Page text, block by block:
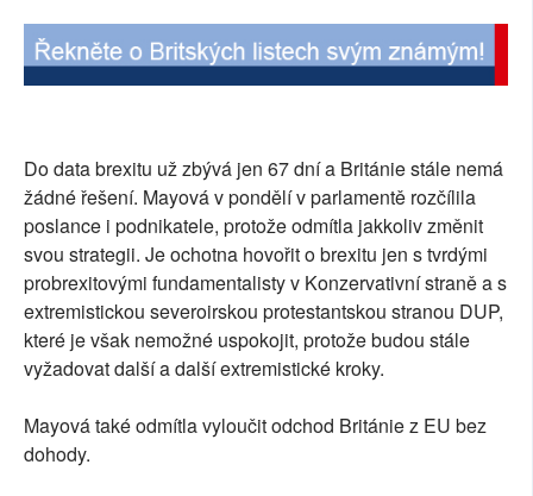
Do data brexitu už zbývá jen 67 dní a Británie stále nemá
žádné řešení. Mayová v pondělí v parlamentě rozčílila
poslance i podnikatele, protože odmítla jakkoliv změnit
svou strategii. Je ochotna hovořit o brexitu jen s tvrdými
probrexitovými fundamentalisty v Konzervativní straně a s
extremistickou severoirskou protestantskou stranou DUP,
které je však nemožné uspokojit, protože budou stále
vyžadovat další a další extremistické kroky.
Mayová také odmítla vyloučit odchod Británie z EU bez
dohody.